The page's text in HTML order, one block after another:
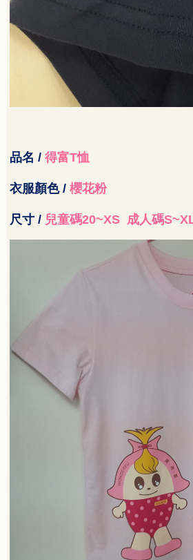
品名 / 得富T恤
衣服顏色 / 櫻花粉
尺寸 / 兒童碼20~XS 成人碼